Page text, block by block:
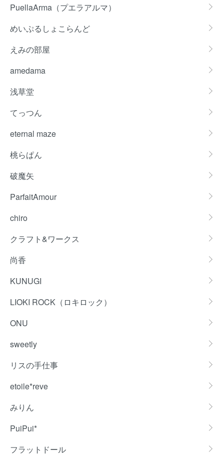
PuellaArma（プエラアルマ）
めいぷるしょこらんど
えみの部屋
amedama
浅草堂
てっつん
eternal maze
桃らぱん
破魔矢
ParfaitAmour
chiro
クラフト&ワークス
尚香
KUNUGI
LIOKI ROCK（ロキロック）
ONU
sweetly
リスの手仕事
etoile*reve
みりん
PuiPui*
フラットドール